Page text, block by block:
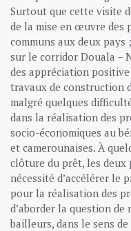
Surtout que cette visite
de la mise en œuvre des
communs aux deux
sur le corridor Douala –
des appréciation
travaux de construction
malgré quelques
dans la réalisation des
socio-économiques au
et camerounaises. À
clôture du prêt, les deux
nécessité d’accélérer le
pour la réalisation des
d’aborder la question de
bailleurs, dans le sens